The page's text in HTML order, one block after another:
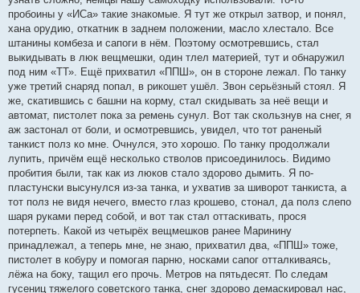
пробоины у «ИСа» такие знакомые. Я тут же открыл затвор, и понял,
хана орудию, откатник в заднем положении, масло хлестало. Все
штанины комбеза и сапоги в нём. Поэтому осмотревшись, стал
выкидывать в люк вещмешки, один тлел материей, тут и обнаружил
под ним «ТТ». Ещё прихватил «ППШ», он в стороне лежал. По танку
уже третий снаряд попал, в рикошет ушёл. Звон серьёзный стоял. Я
же, скатившись с башни на корму, стал скидывать за неё вещи и
автомат, пистолет пока за ремень сунул. Вот так скользнув на снег, я
аж застонал от боли, и осмотревшись, увидел, что тот раненый
танкист полз ко мне. Очнулся, это хорошо. По танку продолжали
лупить, причём ещё несколько стволов присоединилось. Видимо
пробития были, так как из люков стало здорово дымить. Я по-
пластунски высунулся из-за танка, и ухватив за шиворот танкиста, а
тот полз не видя нечего, вместо глаз крошево, стонал, да полз слепо
шаря руками перед собой, и вот так стал оттаскивать, прося
потерпеть. Какой из четырёх вещмешков ранее Маринину
принадлежал, а теперь мне, не знаю, прихватил два, «ППШ» тоже,
пистолет в кобуру и помогая парню, носками сапог отталкиваясь,
лёжа на боку, тащил его прочь. Метров на пятьдесят. По следам
гусениц тяжелого советского танка, снег здорово демаскировал нас,